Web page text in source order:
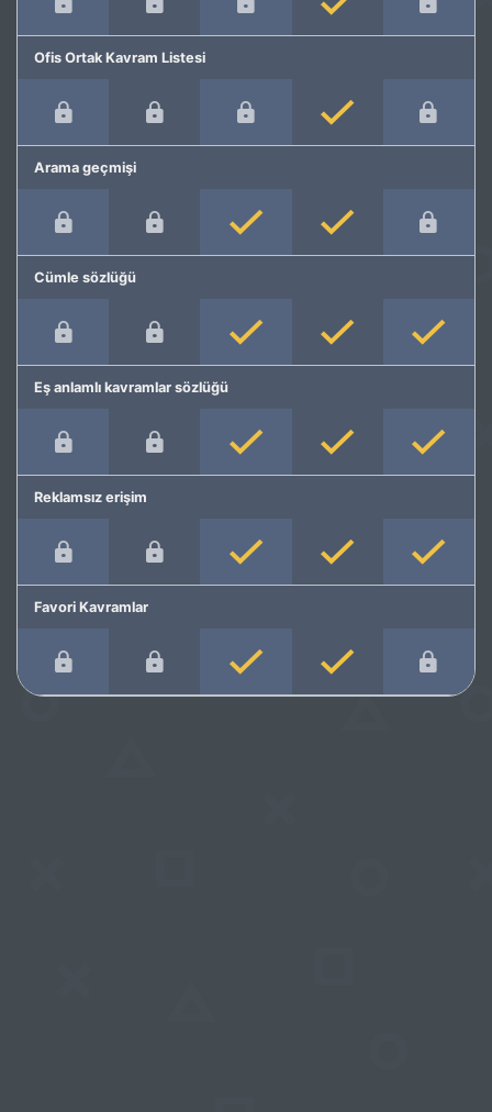
Ofis Ortak Kavram Listesi
Arama geçmişi
Cümle sözlüğü
Eş anlamlı kavramlar sözlüğü
Reklamsız erişim
Favori Kavramlar